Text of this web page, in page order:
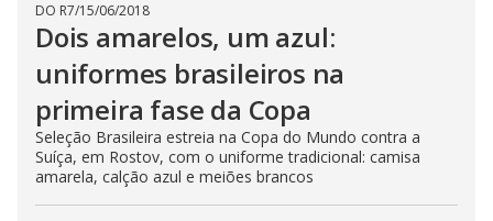
DO R7/15/06/2018
Dois amarelos, um azul:
uniformes brasileiros na
primeira fase da Copa
Seleção Brasileira estreia na Copa do Mundo contra a
Suíça, em Rostov, com o uniforme tradicional: camisa
amarela, calção azul e meiões brancos